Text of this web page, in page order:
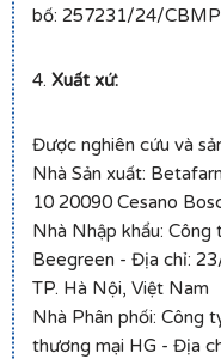
bố: 257231/24/
4. Xuất xứ:
Được nghiên cứu và
Nhà Sản xuất:
10 20090 Cesano
Nhà Nhập khẩu:
Beegreen - Địa chỉ:
TP. Hà Nội, Việt Nam
Nhà Phân phối: Công
thương mại HG - Địa